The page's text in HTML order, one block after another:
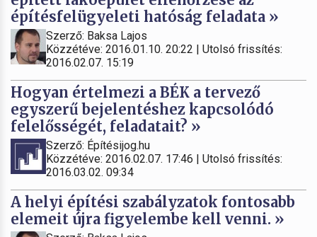
építésfelügyeleti hatóság feladata »
Szerző: Baksa Lajos
Közzétéve: 2016.01.10. 20:22 | Utolsó frissítés:
2016.02.07. 15:19
Hogyan értelmezi a BÉK a tervező
egyszerű bejelentéshez kapcsolódó
felelősségét, feladatait? »
Szerző: Építésijog.hu
Közzétéve: 2016.02.07. 17:46 | Utolsó frissítés:
2016.03.02. 09:34
A helyi építési szabályzatok fontosabb
elemeit újra figyelembe kell venni. »